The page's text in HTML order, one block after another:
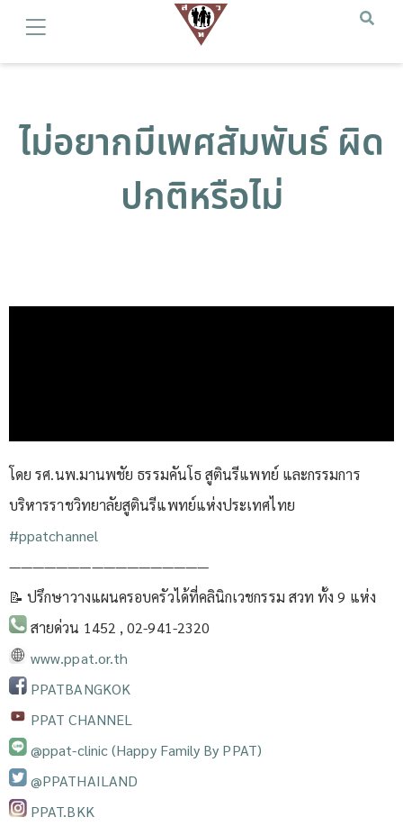
ไม่อยากมีเพศสัมพันธ์ ผิด
ปกติหรือไม่
โดย รศ.นพ.มานพชัย ธรรมคันโธ สูตินรีแพทย์ และกรรมการ
บริหารราชวิทยาลัยสูตินรีแพทย์แห่งประเทศไทย
#ppatchannel​
—————————————————
📝 ปรึกษาวางแผนครอบครัวได้ที่คลินิกเวชกรรม สวท ทั้ง 9 แห่ง
สายด่วน 1452 , 02-941-2320
www.ppat.or.th
PPATBANGKOK
PPAT CHANNEL
@ppat-clinic (Happy Family By PPAT)
@PPATHAILAND
PPAT.BKK